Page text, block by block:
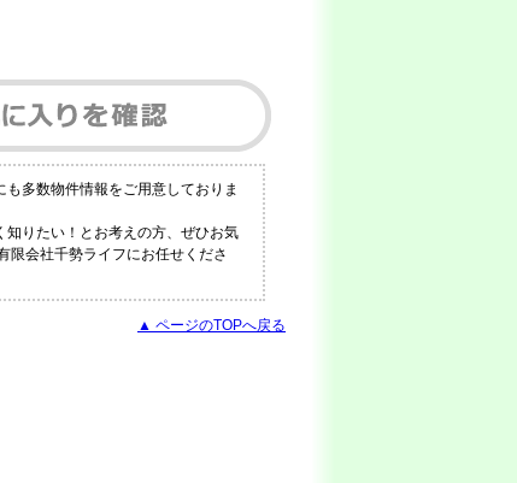
多数物件情報をご用意しておりま
りたい！とお考えの方、ぜひお気
限会社千勢ライフにお任せくださ
▲ ページのTOPへ戻る